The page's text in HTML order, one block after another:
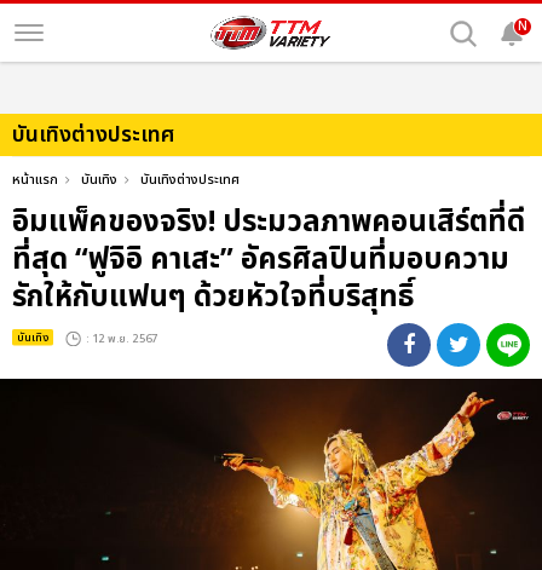
N
บันเทิงต่างประเทศ
หน้าแรก บันเทิง บันเทิงต่างประเทศ
อิมแพ็คของจริง! ประมวลภาพคอนเสิร์ตที่ดี
ที่สุด “ฟูจิอิ คาเสะ” อัครศิลปินที่มอบความ
รักให้กับแฟนๆ ด้วยหัวใจที่บริสุทธิ์
บันเทิง : 12 พ.ย. 2567